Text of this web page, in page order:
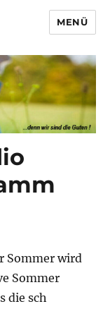
MENÜ
Sommer wird
Sommer
die sch